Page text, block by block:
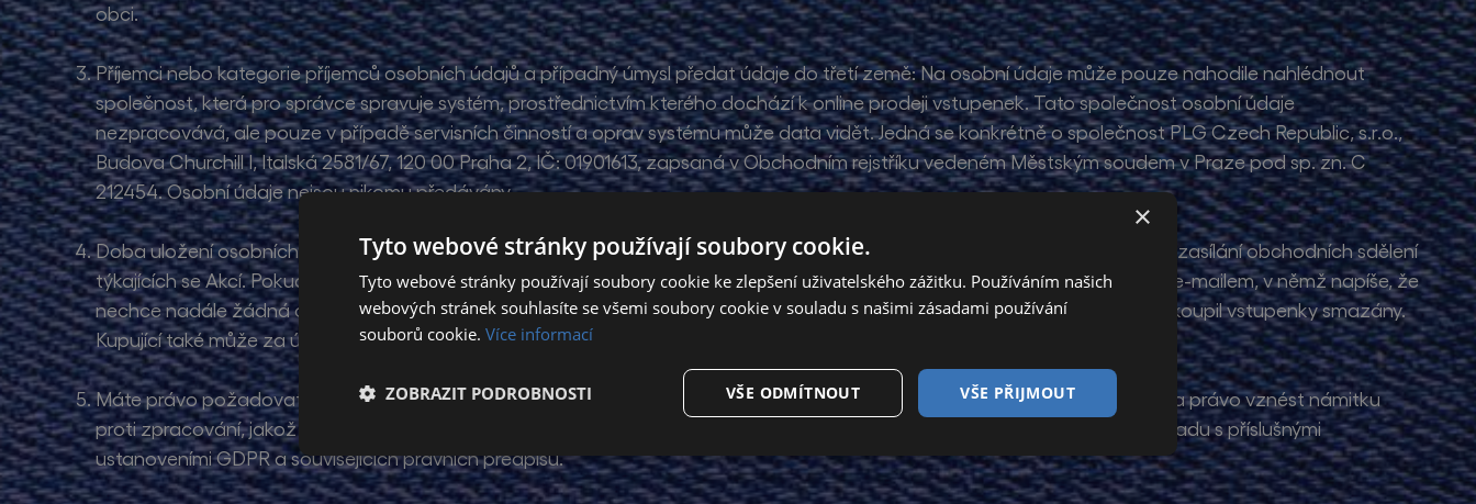
obci.
Příjemci nebo kategorie příjemců osobních údajů a případný úmysl předat údaje do třetí země: Na osobní údaje může pouze nahodile nahlédnout
společnost, která pro správce spravuje systém, prostřednictvím kterého dochází k online prodeji vstupenek. Tato společnost osobní údaje
nezpracovává, ale pouze v případě servisních činností a oprav systému může data vidět. Jedná se konkrétně o společnost PLG Czech Republic, s.r.o.,
Budova Churchill I, Italská 2581/67, 120 00 Praha 2, IČ: 01901613, zapsaná v Obchodním rejstříku vedeném Městským soudem v Praze pod sp. zn. C
212454. Osobní údaje nejsou nikomu předávány.
Doba uložení osobních údajů: Prodávající uchovává po neomezenou dobu údaje o všech kupujících a využívá je za účelem zasílání obchodních sdělení
týkajících se Akcí. Pokud si kupující zasílání obchodních sdělení nepřeje až následně, zruší jejich zasílání jednoduše odpovědí e-mailem, v němž napíše, že
nechce nadále žádná obchodní sdělení dostávat; v takovém případě jsou jeho osobní údaje po skončení akce, na kterou si koupil vstupenky smazány.
Kupující také může za účelem vyjádření nesouhlasu se zasíláním obchodních sdělení přímo kontaktovat prodávajícího.
Máte právo požadovat od správce přístup ke svým osobním údajům, jejich opravu nebo výmaz, popř. omezení zpracování a právo vznést námitku
proti zpracování, jakož i právo na přenositelnost údajů. Vaše požadavky budou vždy řádně posouzeny a vypořádány v souladu s příslušnými
ustanoveními GDPR a souvisejících právních předpisů.
×
Tyto webové stránky používají soubory cookie.
Tyto webové stránky používají soubory cookie ke zlepšení uživatelského zážitku. Používáním našich
webových stránek souhlasíte se všemi soubory cookie v souladu s našimi zásadami používání
souborů cookie. Více informací
VŠE PŘIJMOUT
VŠE ODMÍTNOUT
ZOBRAZIT PODROBNOSTI